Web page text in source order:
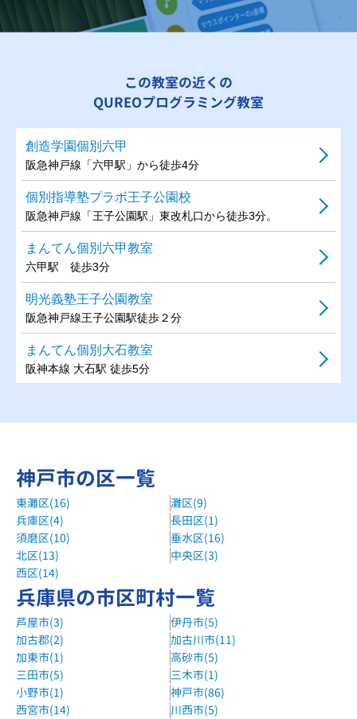
この教室の近くの
QUREOプログラミング教室
創造学園個別六甲
阪急神戸線「六甲駅」から徒歩4分
個別指導塾プラボ王子公園校
阪急神戸線「王子公園駅」東改札口から徒歩3分。
まんてん個別六甲教室
六甲駅 徒歩3分
明光義塾王子公園教室
阪急神戸線王子公園駅徒歩２分
まんてん個別大石教室
阪神本線 大石駅 徒歩5分
JR六甲道駅 徒歩5分
阪神電鉄岩屋駅より徒歩６分
山本塾六甲本部教室
阪急神戸本線 六甲駅 徒歩3分
神戸市の区一覧
東灘区(16)
灘区(9)
兵庫区(4)
長田区(1)
須磨区(10)
垂水区(16)
北区(13)
中央区(3)
西区(14)
兵庫県の市区町村一覧
芦屋市(3)
伊丹市(5)
加古郡(2)
加古川市(11)
加東市(1)
高砂市(5)
三田市(5)
三木市(1)
小野市(1)
神戸市(86)
西宮市(14)
川西市(5)